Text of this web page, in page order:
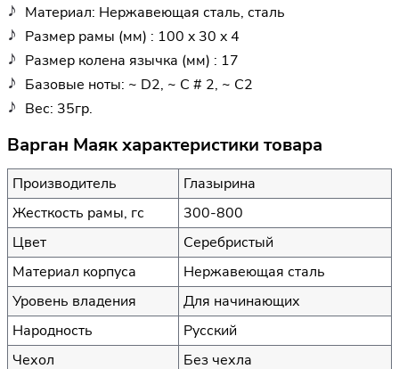
Материал: Нержавеющая сталь, сталь
Размер рамы (мм) : 100 x 30 x 4
Размер колена язычка (мм) : 17
Базовые ноты: ~ D2, ~ C # 2, ~ C2
Вес: 35гр.
Варган Маяк характеристики товара
Производитель
Глазырина
Жесткость рамы, гс
300-800
Цвет
Серебристый
Материал корпуса
Нержавеющая сталь
Уровень владения
Для начинающих
Народность
Русский
Чехол
Без чехла